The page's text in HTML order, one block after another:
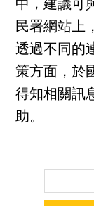
中，建議可
民署網站上
透過不同的
策方面，於
得知相關訊
助。